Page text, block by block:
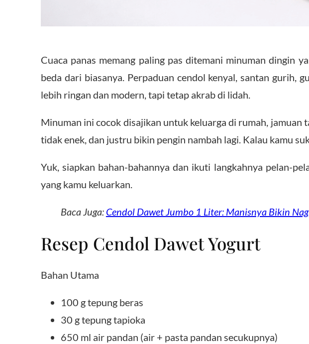
Cuaca panas memang paling pas ditemani minuman dingin
beda dari biasanya. Perpaduan cendol kenyal, santan gurih,
lebih ringan dan modern, tapi tetap akrab di lidah.
Minuman ini cocok disajikan untuk keluarga di rumah, jamuan
tidak enek, dan justru bikin pengin nambah lagi. Kalau kamu
Yuk, siapkan bahan-bahannya dan ikuti langkahnya pelan-
yang kamu keluarkan.
Baca Juga: Cendol Dawet Jumbo 1 Liter: Manisnya Bikin
Resep Cendol Dawet Yogurt
Bahan Utama
100 g tepung beras
30 g tepung tapioka
650 ml air pandan (air + pasta pandan secukupnya)